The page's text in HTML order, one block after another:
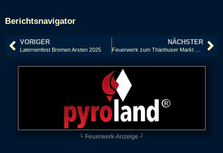
Berichtsnavigator
VORIGER
Laternenfest Bremen Arsten 2025
NÄCHSTER
└ Feuerwerk-Anzeige ┘